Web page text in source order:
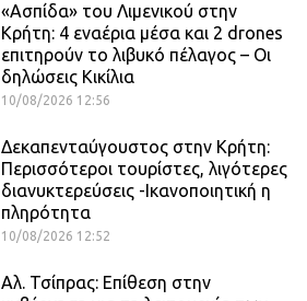
«Ασπίδα» του Λιμενικού στην
Κρήτη: 4 εναέρια μέσα και 2 drones
επιτηρούν το λιβυκό πέλαγος – Οι
δηλώσεις Κικίλια
10/08/2026 12:56
Δεκαπενταύγουστος στην Κρήτη:
Περισσότεροι τουρίστες, λιγότερες
διανυκτερεύσεις -Ικανοποιητική η
πληρότητα
10/08/2026 12:52
Αλ. Τσίπρας: Επίθεση στην